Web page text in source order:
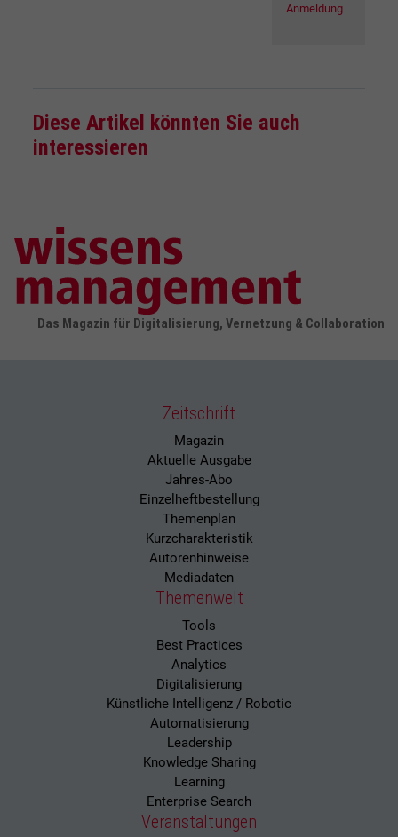
Anmeldung
Diese Artikel könnten Sie auch
interessieren
Das Magazin für Digitalisierung, Vernetzung & Collaboration
Zeitschrift
Magazin
Aktuelle Ausgabe
Jahres-Abo
Einzelheftbestellung
Themenplan
Kurzcharakteristik
Autorenhinweise
Mediadaten
Themenwelt
Tools
Best Practices
Analytics
Digitalisierung
Künstliche Intelligenz / Robotic
Automatisierung
Leadership
Knowledge Sharing
Learning
Enterprise Search
Veranstaltungen